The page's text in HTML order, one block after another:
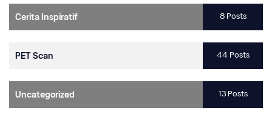
Cerita Inspiratif 8 Posts
PET Scan 44 Posts
Uncategorized 13 Posts